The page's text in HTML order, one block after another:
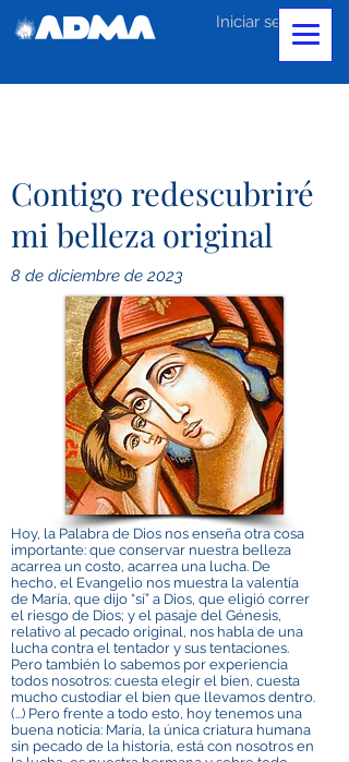
Iniciar sesión
Contigo redescubriré
mi belleza original
8 de diciembre de 2023
Hoy, la Palabra de Dios nos enseña otra cosa
importante: que conservar nuestra belleza
acarrea un costo, acarrea una lucha. De
hecho, el Evangelio nos muestra la valentía
de María, que dijo “sí” a Dios, que eligió correr
el riesgo de Dios; y el pasaje del Génesis,
relativo al pecado original, nos habla de una
lucha contra el tentador y sus tentaciones.
Pero también lo sabemos por experiencia
todos nosotros: cuesta elegir el bien, cuesta
mucho custodiar el bien que llevamos dentro.
(...) Pero frente a todo esto, hoy tenemos una
buena noticia: María, la única criatura humana
sin pecado de la historia, está con nosotros en